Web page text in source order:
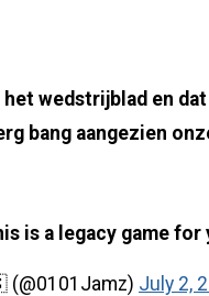
het wedstrijblad en
bang aangezien
is a legacy game for
July 2,